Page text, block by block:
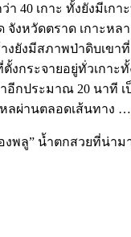
40 เกาะ ทั้งยังมีเ
จังหวัดตราด เกาะ
งยังมีสภาพป่าดิบเ
ระจายอยู่ทั่วเกาะ
อีกประมาณ 20 นา
ลผ่านตลอดเส้นทาง …
พลู” น้ำตกสวยที่น่าม